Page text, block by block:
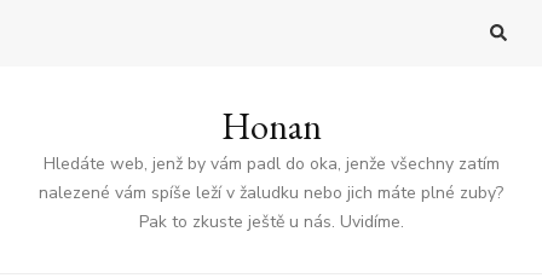
Honan
Hledáte web, jenž by vám padl do oka, jenže všechny zatím
nalezené vám spíše leží v žaludku nebo jich máte plné zuby?
Pak to zkuste ještě u nás. Uvidíme.